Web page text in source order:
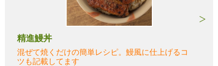
精進鰻丼
混ぜて焼くだけの簡単レシピ。鰻風に仕上げるコ
ツも記載してます